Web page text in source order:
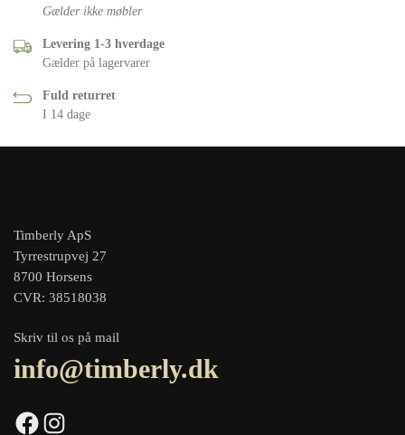
Gælder ikke møbler
Levering 1-3 hverdage
Gælder på lagervarer
Fuld returret
I 14 dage
Timberly ApS
Tyrrestrupvej 27
8700 Horsens
CVR: 38518038
Skriv til os på mail
info@timberly.dk
Facebook Instagram